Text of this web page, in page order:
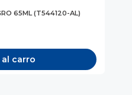
65ML (T544120-AL)
carro